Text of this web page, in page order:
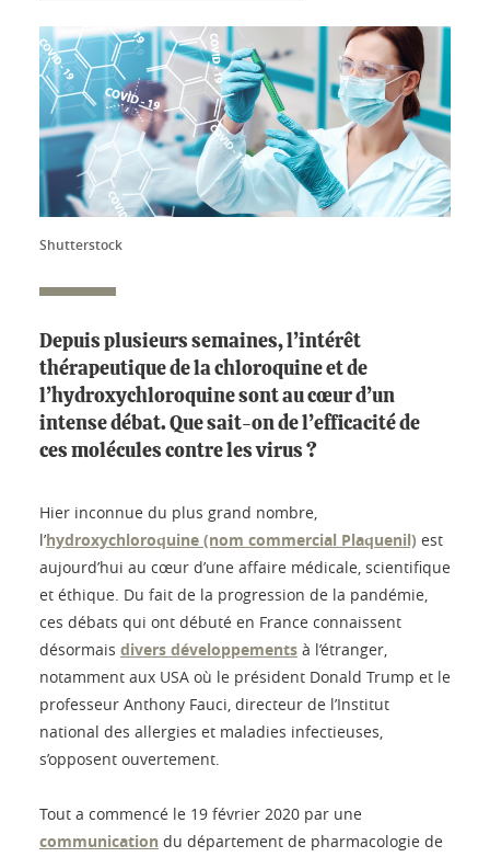
Shutterstock
Depuis plusieurs semaines, l’intérêt
thérapeutique de la chloroquine et de
l’hydroxychloroquine sont au cœur d’un
intense débat. Que sait-on de l’efficacité de
ces molécules contre les virus ?
Hier inconnue du plus grand nombre,
l’hydroxychloroquine (nom commercial Plaquenil) est
aujourd’hui au cœur d’une affaire médicale, scientifique
et éthique. Du fait de la progression de la pandémie,
ces débats qui ont débuté en France connaissent
désormais divers développements à l’étranger,
notamment aux USA où le président Donald Trump et le
professeur Anthony Fauci, directeur de l’Institut
national des allergies et maladies infectieuses,
s’opposent ouvertement.
Tout a commencé le 19 février 2020 par une
communication du département de pharmacologie de